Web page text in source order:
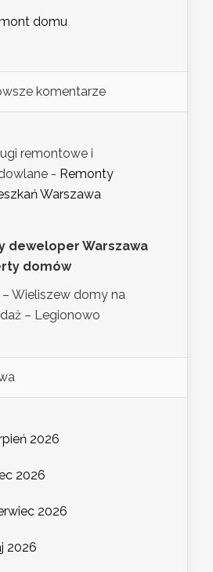
domu
komentarze
remontowe i
- Remonty
Warszawa
deweloper Warszawa
domów
– Wieliszew domy na
– Legionowo
2026
2026
2026
2026